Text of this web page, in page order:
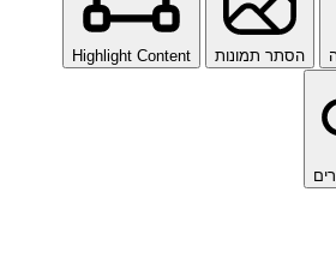
הסתר תמונות Highlight Content